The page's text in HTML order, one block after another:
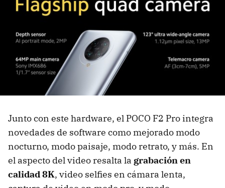
Junto con este hardware, el POCO F2 Pro integra
novedades de software como mejorado modo
nocturno, modo paisaje, modo retrato, y más. En
el aspecto del video resalta la grabación en
calidad 8K, video selfies en cámara lenta,